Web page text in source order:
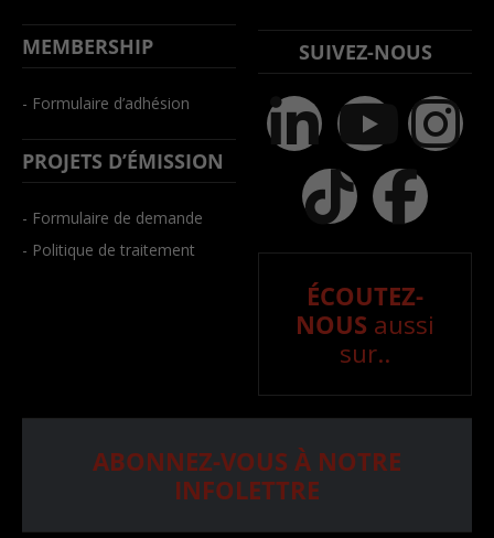
MEMBERSHIP
- Formulaire d’adhésion
PROJETS D’ÉMISSION
- Formulaire de demande
- Politique de traitement
SUIVEZ-NOUS
ÉCOUTEZ-
NOUS aussi
sur..
ABONNEZ-VOUS À NOTRE
INFOLETTRE